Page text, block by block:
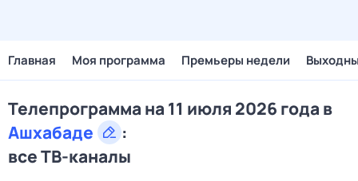
Главная Моя программа Премьеры недели
Телепрограмма на 11 июля 2026 года в
Ашхабаде
:
все ТВ-каналы